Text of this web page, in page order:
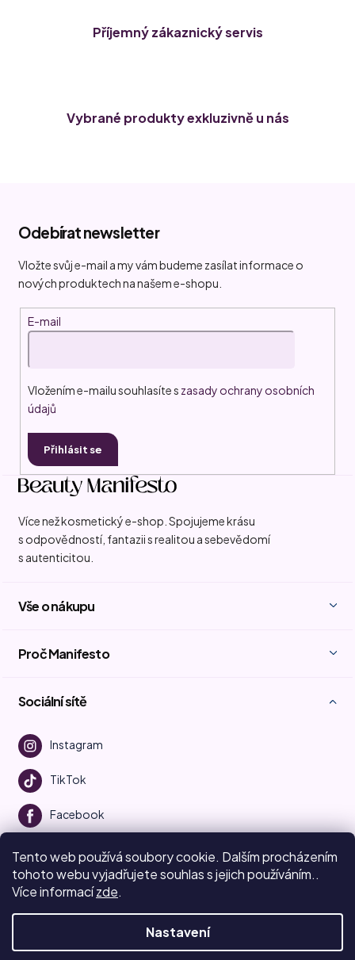
Tento web používá soubory cookie. Dalším procházením
tohoto webu vyjadřujete souhlas s jejich používáním..
Více informacízde.
Nastavení
Příjemný zákaznický servis
Vybrané produkty exkluzivně u nás
Odebírat newsletter
Vložte svůj e-mail a my vám budeme zasílat informace o
nových produktech na našem e-shopu.
E-mail
Vložením e-mailu souhlasíte s zasady ochrany osobních
údajů
Přihlásit se
Více než kosmetický e-shop. Spojujeme krásu
s odpovědností, fantazii s realitou a sebevědomí
s autenticitou.
Vše o nákupu
Proč Manifesto
Sociální sítě
Instagram
TikTok
Facebook
Youtube
Vytvořil Shoptet
Copyright 2026Beauty Manifesto. Všechna práva vyhrazena.